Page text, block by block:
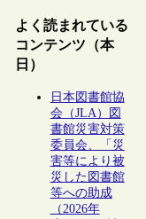
よく読まれている
コンテンツ（本
日）
日本図書館協
会（JLA）図
書館災害対策
委員会、「災
害等により被
災した図書館
等への助成
（2026年